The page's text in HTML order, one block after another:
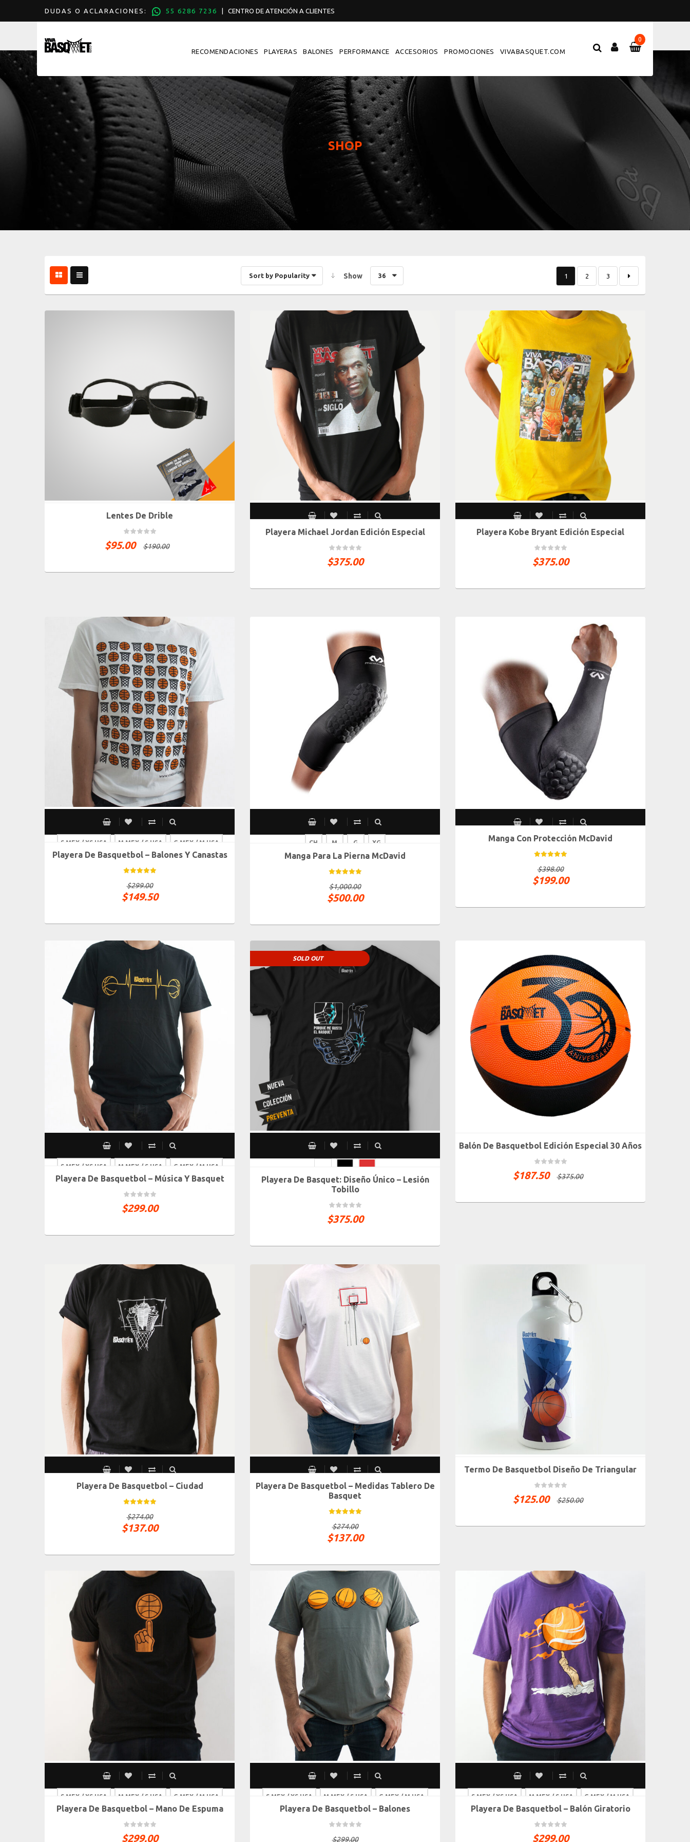
DUDAS O ACLARACIONES: 55 6286 7236 | CENTRO DE ATENCIÓN A CLIENTES
RECOMENDACIONES PLAYERAS BALONES PERFORMANCE ACCESORIOS PROMOCIONES VIVABASQUET.COM
0
SHOP
Sort by Popularity Show 36 1 2 3
Lentes De Drible
$190.00
$95.00
CH M G XG XXG
Playera Michael Jordan Edición Especial
$375.00
CH M G XG XXG
Playera Kobe Bryant Edición Especial
$375.00
S MEX / XS USA M MEX / S USA G MEX / M USA
XG MEX / G USA
Playera De Basquetbol – Balones Y Canastas
$299.00
$149.50
CH M G XG
Manga Para La Pierna McDavid
$1,000.00
$500.00
CH M G
Manga Con Protección McDavid
$398.00
$199.00
S MEX / XS USA M MEX / S USA G MEX / M USA
XG MEX / G USA
Playera De Basquetbol – Música Y Basquet
$299.00
SOLD OUT
CH M G XG XXG
Playera De Basquet: Diseño Único – Lesión
Tobillo
$375.00
Balón De Basquetbol Edición Especial 30 Años
$375.00
$187.50
CH M G XG
Playera De Basquetbol – Ciudad
$274.00
$137.00
CH M G XG
Playera De Basquetbol – Medidas Tablero De
Basquet
$274.00
$137.00
Termo De Basquetbol Diseño De Triangular
$250.00
$125.00
S MEX / XS USA M MEX / S USA G MEX / M USA
XG MEX / G USA
Playera De Basquetbol – Mano De Espuma
$299.00
S MEX / XS USA M MEX / S USA G MEX / M USA
XG MEX / G USA
Playera De Basquetbol – Balones
$299.00
S MEX / XS USA M MEX / S USA G MEX / M USA
XG MEX / G USA
Playera De Basquetbol – Balón Giratorio
$299.00